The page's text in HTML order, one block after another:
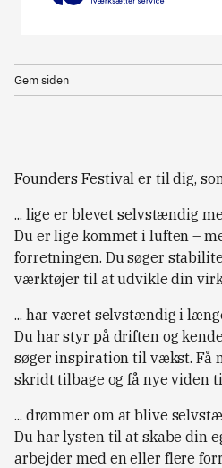
Gem siden
Founders Festival er til dig,
... lige er blevet selvstændig
Du er lige kommet i luften –
forretningen. Du søger
værktøjer til at udvikle din
... har været selvstændig i
Du har styr på driften og
søger inspiration til vækst. Få
skridt tilbage og få nye viden
... drømmer om at blive
Du har lysten til at skabe din
arbejder med en eller flere